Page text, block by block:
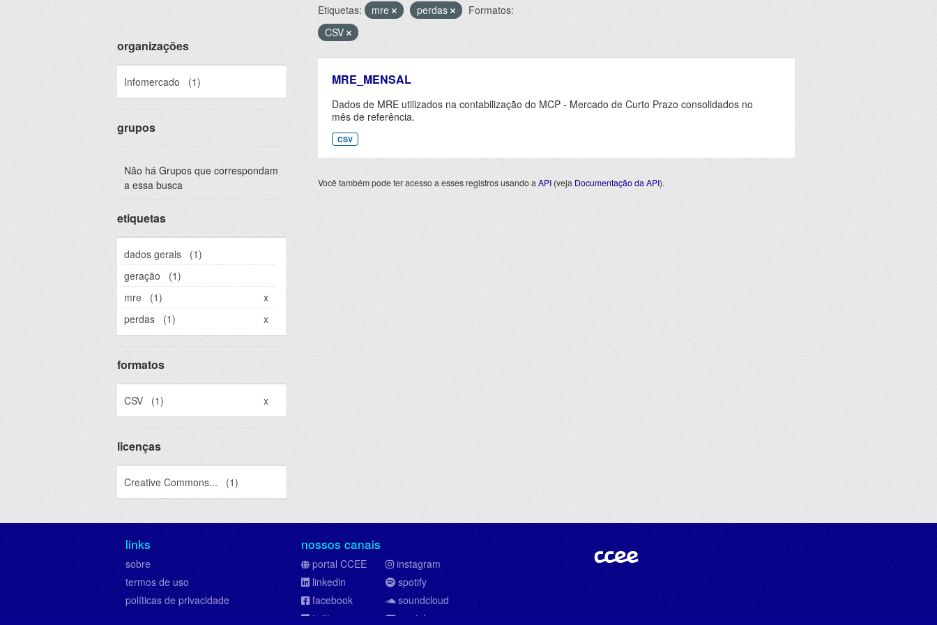
organizações
Infomercado (1)
grupos
Não há Grupos que correspondam
a essa busca
etiquetas
dados gerais
(1)
geração
(1)
mre
(1)
x
perdas
(1) x
formatos
CSV (1) x
licenças
Creative Commons... (1)
Etiquetas: mre perdas
Formatos:
CSV
MRE_MENSAL
Dados de MRE utilizados na contabilização do MCP - Mercado de Curto Prazo consolidados no
mês de referência.
CSV
Você também pode ter acesso a esses registros usando a API (veja Documentação da API).
links
sobre
termos de uso
políticas de privacidade
nossos canais
portal CCEE
linkedin
facebook
twitter
instagram
spotify
soundcloud
youtube